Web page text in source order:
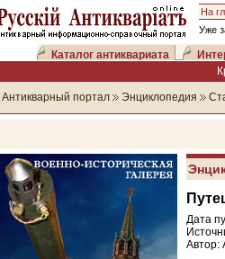
На
Уже
Каталог антиквариата
Антикварный портал Энциклопедия
Дата
Автор: